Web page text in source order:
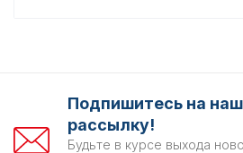
Подпишитесь на
рассылку!
Будьте в курсе выхода